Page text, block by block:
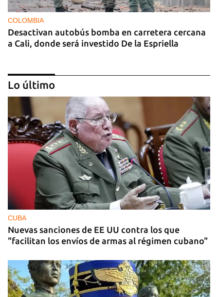
COLOMBIA
Desactivan autobús bomba en carretera cercana
a Cali, donde será investido De la Espriella
La hija de un diplomático castrista expulsado de
EE UU en 2003 está bajo custodia del ICE
Lo último
CUBA
Nuevas sanciones de EE UU contra los que
"facilitan los envíos de armas al régimen cubano"